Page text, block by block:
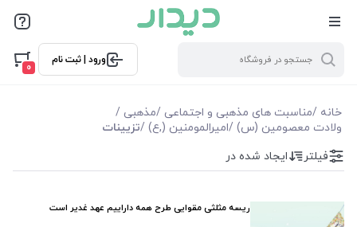
ورود | ثبت نام
0
خانه /مناسبت های مذهبی و اجتماعی /مذهبی /
ولادت معصومین (س) /امیرالمومنین (,ع) /تزیینات
فیلتر بر اساس قیمت
فیلترها
فیلتر ایجاد شده در
ریسه مثلثی مقوایی طرح همه داراییم عهد غدیر است